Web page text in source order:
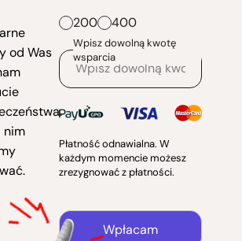
od Was
nim
200
400
Wpisz dowolną kwotę
wsparcia
Płatność odnawialna. W
każdym momencie możesz
zrezygnować z płatności.
Wpłacam